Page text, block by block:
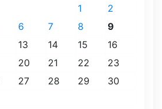
1
2
6 7 8
9
13 14 15
16
20 21 22
23
27 28 29
30